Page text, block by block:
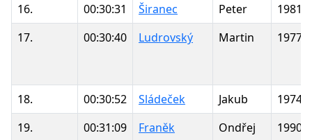
16. 00:30:31 Širanec Peter
1981
17.
00:30:40 Ludrovský Martin 1977
18. 00:30:52 Sládeček Jakub
1974
19.
00:31:09 Franěk Ondřej
1990